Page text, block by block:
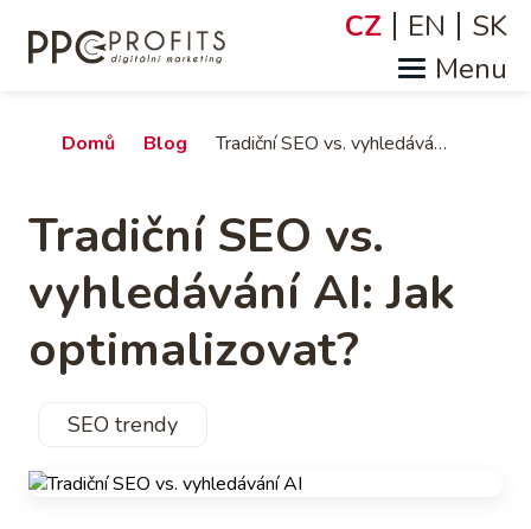
hlavnímu
Jazyky
CZ EN SK
Drobečková
Domů Blog Tradiční SEO vs. vyhledávání AI: Jak optimalizovat?
Tradiční SEO vs.
vyhledávání AI: Jak
optimalizovat?
SEO trendy